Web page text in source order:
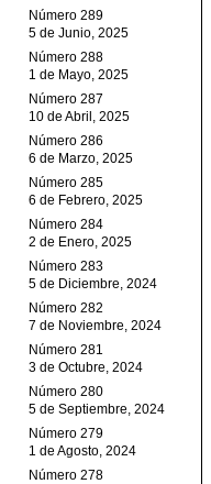
Número 289
5 de Junio, 2025
Número 288
1 de Mayo, 2025
Número 287
10 de Abril, 2025
Número 286
6 de Marzo, 2025
Número 285
6 de Febrero, 2025
Número 284
2 de Enero, 2025
Número 283
5 de Diciembre, 2024
Número 282
7 de Noviembre, 2024
Número 281
3 de Octubre, 2024
Número 280
5 de Septiembre, 2024
Número 279
1 de Agosto, 2024
Número 278